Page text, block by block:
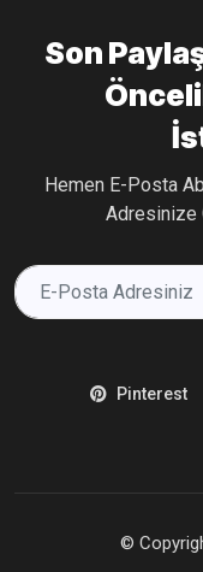
Son
Hemen E-Posta Abonesi Olarak Son Yazıların E-Posta
Adresinize
Pinterest
©